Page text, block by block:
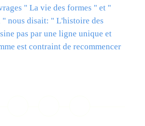
" La vie des formes " et "
" nous disait: " L'histoire des
pas par une ligne unique et
est contraint de recommencer